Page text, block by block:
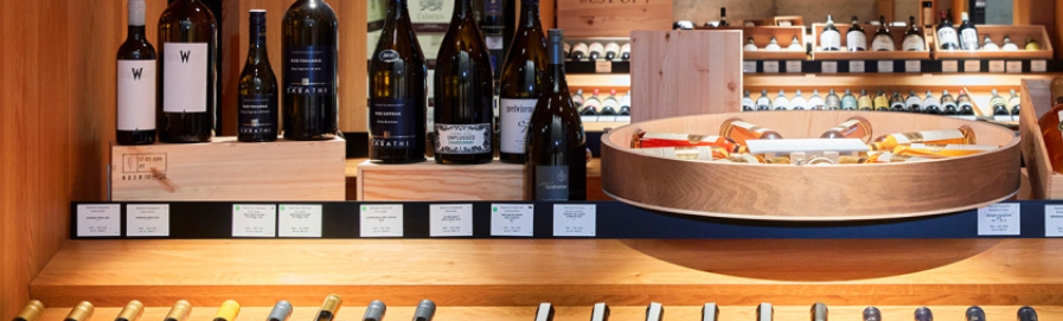
CHAMPAGNER
& MEHR
EVENTS
ÜBER UNS
KONTAKT